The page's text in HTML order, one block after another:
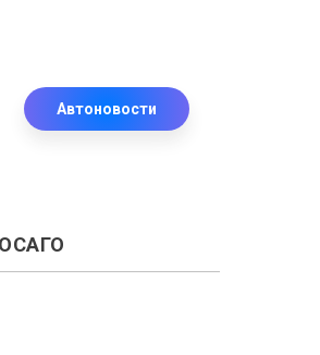
Автоновости
ОСАГО